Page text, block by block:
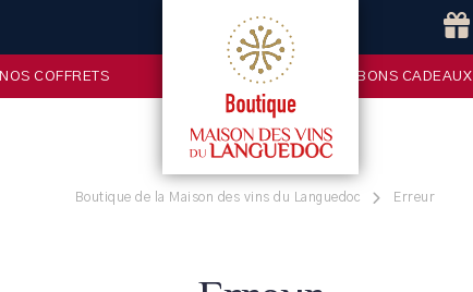
NOS COFFRETS BONS CADEAUX
Boutique de la Maison des vins du Languedoc Erreur